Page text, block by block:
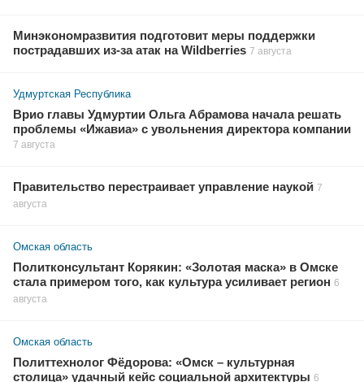
Минэкономразвития подготовит меры поддержки
пострадавших из-за атак на Wildberries 7 августа
Удмуртская Республика
Врио главы Удмуртии Ольга Абрамова начала решать
проблемы «Ижавиа» с увольнения директора компании
7 августа
Правительство перестраивает управление наукой 7
августа
Омская область
Политконсультант Корякин: «Золотая маска» в Омске
стала примером того, как культура усиливает регион 6
августа
Омская область
Политтехнолог Фёдорова: «Омск – культурная
столица» удачный кейс социальной архитектуры 6